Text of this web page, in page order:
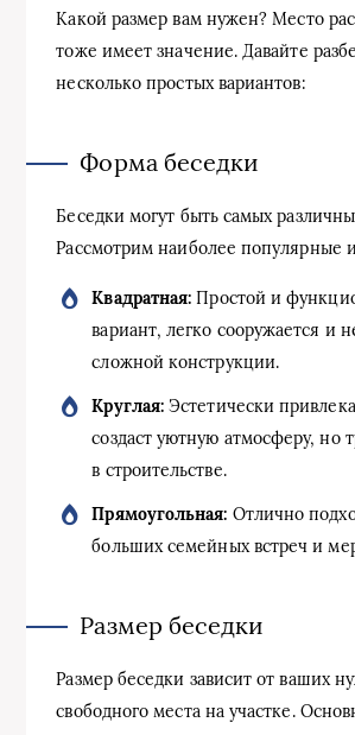
Какой размер вам нужен? Место
тоже имеет значение. Давайте
несколько простых вариантов:
Форма беседки
Беседки могут быть самых
Рассмотрим наиболее популярные
Квадратная: Простой и
вариант, легко сооружается и
сложной конструкции.
Круглая: Эстетически
создаст уютную атмосферу, но
в строительстве.
Прямоугольная: Отлично
больших семейных встреч и
Размер беседки
Размер беседки зависит от ваших
свободного места на участке.